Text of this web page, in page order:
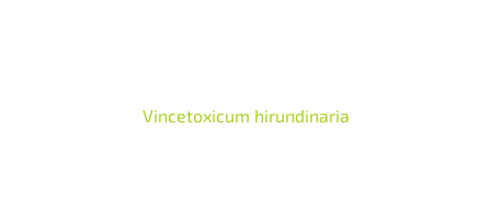
Vincetoxicum hirundinaria